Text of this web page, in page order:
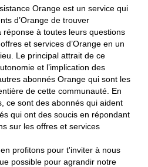
Orange est un service qui
d’Orange de trouver
réponse à toutes leurs questions
et services d’Orange en un
Le principal attrait de ce
et l’implication des
abonnés Orange qui sont les
de cette communauté. En
ce sont des abonnés qui aident
qui ont des soucis en répondant
sur les offres et services
profitons pour t'inviter à nous
possible pour agrandir notre